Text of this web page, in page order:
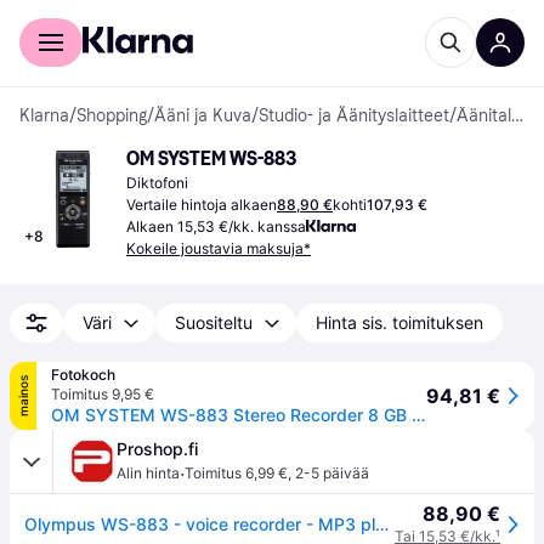
Kuluttajille
Klarna/Shopping/Ääni ja Kuva/Studio- ja Äänityslaitteet/ Äänitallentimet ja Kannettavat Musiikkitallentimet
+8
OM SYSTEM WS-883
Diktofoni
Vertaile hintoja alkaen88,90 €kohti107,93 €
Alkaen 15,53 €/kk. kanssa
Kokeile joustavia maksuja*
Väri Suositeltu Hinta sis. toimituksen
mainos
Fotokoch
Toimitus 9,95 €
OM SYSTEM WS-883 Stereo Recorder 8 GB Black
94,81 €
Proshop.fi
Alin hinta·Toimitus 6,99 €, 2-5 päivää
Olympus WS-883 - voice recorder - MP3 player 8 GB 88,90 €
Tai 15,53 €/kk.¹